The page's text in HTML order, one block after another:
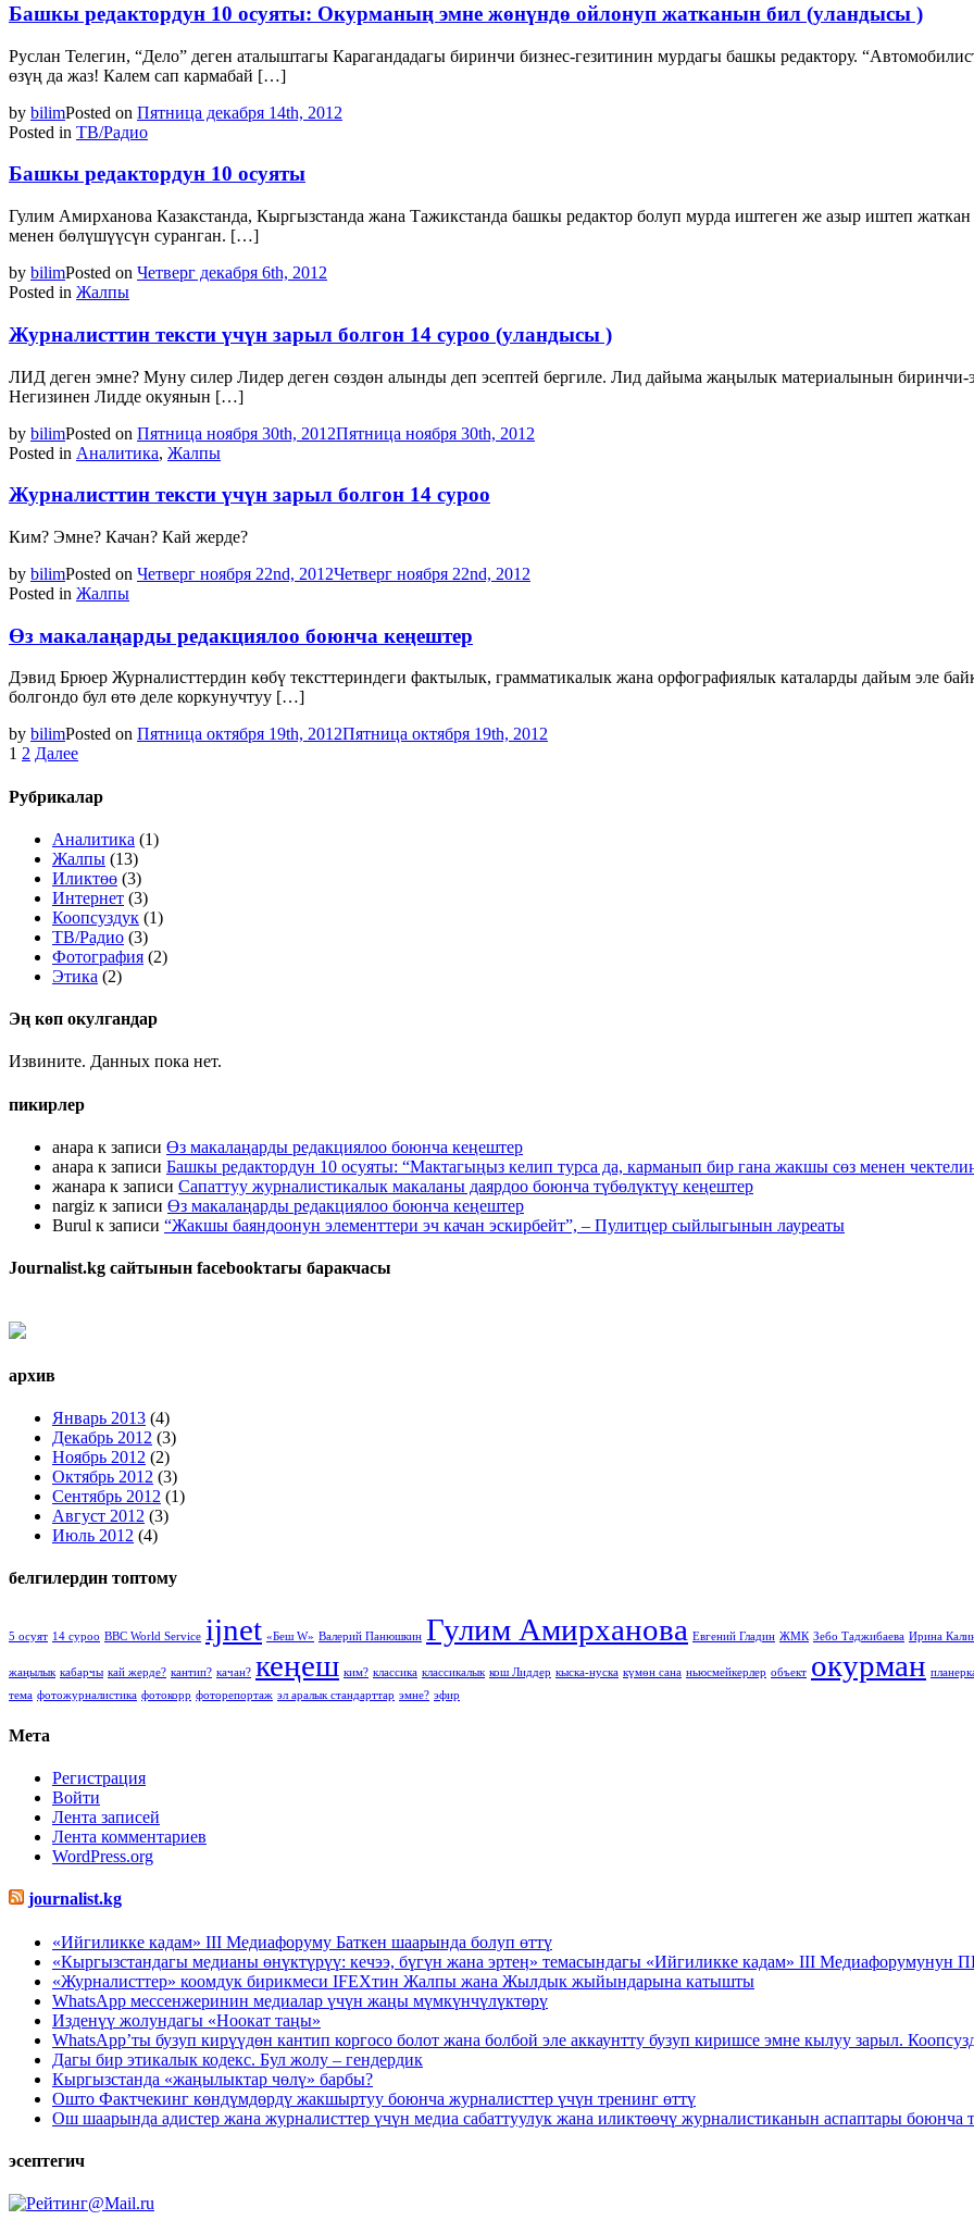
Башкы редактордун 10 осуяты: Окурманың эмне жөнүндө ойлонуп жатканын бил (уландысы )
Руслан Телегин, “Дело” деген аталыштагы Карагандадагы биринчи бизнес-гезитинин мурдагы башкы редактору.
өзүң да жаз! Калем сап кармабай […]
by bilimPosted on Пятница декабря 14th, 2012
Posted in ТВ/Радио
Башкы редактордун 10 осуяты
Гулим Амирханова Казакстанда, Кыргызстанда жана Тажикстанда башкы редактор болуп мурда иштеген же азыр иштеп жаткан
менен бөлүшүүсүн суранган. […]
by bilimPosted on Четверг декабря 6th, 2012
Posted in Жалпы
Журналисттин тексти үчүн зарыл болгон 14 суроо (уландысы )
ЛИД деген эмне? Муну силер Лидер деген сөздөн алынды деп эсептей бергиле. Лид дайыма жаңылык материалынын биринчи-
Негизинен Лидде окуянын […]
by bilimPosted on Пятница ноября 30th, 2012Пятница ноября 30th, 2012
Posted in Аналитика, Жалпы
Журналисттин тексти үчүн зарыл болгон 14 суроо
Ким? Эмне? Качан? Кай жерде?
by bilimPosted on Четверг ноября 22nd, 2012Четверг ноября 22nd, 2012
Posted in Жалпы
Өз макалаңарды редакциялоо боюнча кеңештер
Дэвид Брюер Журналисттердин көбү тексттериндеги фактылык, грамматикалык жана орфографиялык каталарды дайым эле
болгондо бул өтө деле коркунучтуу […]
by bilimPosted on Пятница октября 19th, 2012Пятница октября 19th, 2012
Навигация
по
1 2 Далее
Рубрикалар
Аналитика (1)
Жалпы (13)
Иликтөө (3)
Интернет (3)
Коопсуздук (1)
ТВ/Радио (3)
Фотография (2)
Этика (2)
Эң көп окулгандар
Извините. Данных пока нет.
пикирлер
анара к записи Өз макалаңарды редакциялоо боюнча кеңештер
анара к записи Башкы редактордун 10 осуяты: “Мактагыңыз келип турса да, карманып бир гана жакшы сөз менен
жанара к записи Сапаттуу журналистикалык макаланы даярдоо боюнча түбөлүктүү кеңештер
nargiz к записи Өз макалаңарды редакциялоо боюнча кеңештер
Burul к записи “Жакшы баяндоонун элементтери эч качан эскирбейт”, – Пулитцер сыйлыгынын лауреаты
Journalist.kg сайтынын facebookтагы баракчасы
архив
Январь 2013 (4)
Декабрь 2012 (3)
Ноябрь 2012 (2)
Октябрь 2012 (3)
Сентябрь 2012 (1)
Август 2012 (3)
Июль 2012 (4)
белгилердин топтому
5 осуят 14 суроо BBC World Service ijnet «Беш W» Валерий Панюшкин Гулим Амирханова Евгений Гладин ЖМК Зебо Таджибаева Ирина
жаңылык кабарчы кай жерде? кантип? качан? кеңеш ким? классика классикалык кош Лиддер кыска-нуска күмөн сана ньюсмейкерлер объект окурман
тема фотожурналистика фотокорр фоторепортаж эл аралык стандарттар эмне? эфир
Мета
Регистрация
Войти
Лента записей
Лента комментариев
WordPress.org
journalist.kg
«Ийгиликке кадам» III Медиафоруму Баткен шаарында болуп өттү
«Кыргызстандагы медианы өнүктүрүү: кечээ, бүгүн жана эртеӊ» темасындагы «Ийгиликке кадам» III
«Журналисттер» коомдук бирикмеси IFEXтин Жалпы жана Жылдык жыйындарына катышты
WhatsApp мессенжеринин медиалар үчүн жаңы мүмкүнчүлүктөрү
Изденүү жолундагы «Ноокат таңы»
WhatsApp’ты бузуп кирүүдөн кантип коргосо болот жана болбой эле аккаунтту бузуп киришсе эмне кылуу зарыл.
Дагы бир этикалык кодекс. Бул жолу – гендердик
Кыргызстанда «жаңылыктар чөлү» барбы?
Ошто Фактчекинг көндүмдөрдү жакшыртуу боюнча журналисттер үчүн тренинг өттү
Ош шаарында адистер жана журналисттер үчүн медиа сабаттуулук жана иликтөөчү журналистиканын аспаптары боюнча
эсептегич